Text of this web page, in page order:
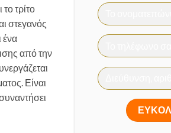
τρίτο
στεγανός
ένα
από την
Είναι